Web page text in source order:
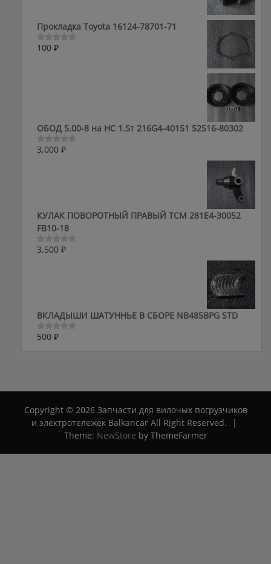
5
Прокладка Toyota 16124-78701-71
Оценка
100 ₽
ОБОД 5.00-8 на HC 1.5т 216G4-40151 52516-80302
Оценка
3,000 ₽
КУЛАК ПОВОРОТНЫЙ ПРАВЫЙ ТСМ 281E4-30052
FB10-18
Оценка
3,500 ₽
ВКЛАДЫШИ ШАТУННЬЕ В СБОРЕ NB485BPG STD
Оценка
500 ₽
Copyright © 2026 Запчасти для вилочых погрузчиков
и электротележек Balkancar All Right Reserved.
|
Theme: NewStore by ThemeFarmer